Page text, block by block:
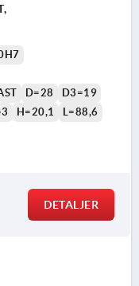
D=28
D3=19
H=20,1
L=88,6
DETALJER